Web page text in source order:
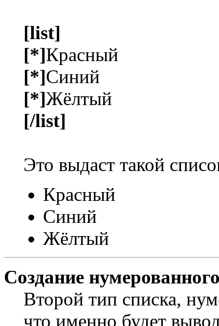
[list]
[*]Красный
[*]Синий
[*]Жёлтый
[/list]
Это выдаст такой
Красный
Синий
Жёлтый
Создание
Второй тип списка,
что именно будет